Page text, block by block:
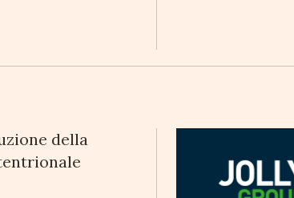
della